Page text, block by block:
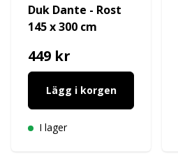
Duk Dante - Rost
145 x 300 cm
449 kr
Lägg i korgen
I lager